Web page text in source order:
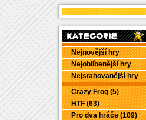
Nejnovější hry
Nejoblíbenější hry
Nejstahovanější hry
Crazy Frog (5)
HTF (63)
Pro dva hráče (109)